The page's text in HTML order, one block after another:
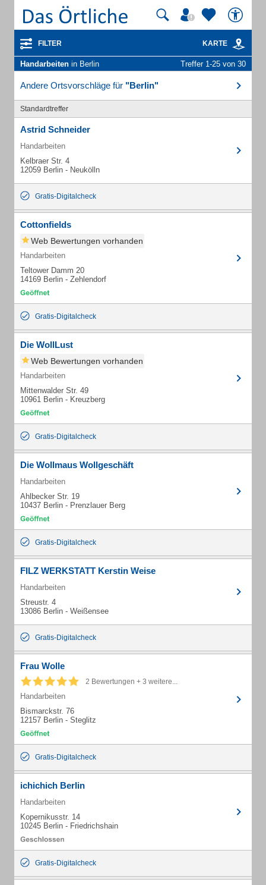
FILTER KARTE
Handarbeiten in Berlin Treffer 1-25 von 30
Andere Ortsvorschläge für "Berlin"
Standardtreffer
Astrid Schneider
Handarbeiten
Kelbraer Str. 4
12059 Berlin - Neukölln
Gratis-Digitalcheck
Cottonfields
Web Bewertungen vorhanden
Handarbeiten
Teltower Damm 20
14169 Berlin - Zehlendorf
Gratis-Digitalcheck
Die WollLust
Web Bewertungen vorhanden
Handarbeiten
Mittenwalder Str. 49
10961 Berlin - Kreuzberg
Gratis-Digitalcheck
Die Wollmaus Wollgeschäft
Handarbeiten
Ahlbecker Str. 19
10437 Berlin - Prenzlauer Berg
Gratis-Digitalcheck
FILZ WERKSTATT Kerstin Weise
Handarbeiten
Streustr. 4
13086 Berlin - Weißensee
Gratis-Digitalcheck
Frau Wolle
2 Bewertungen + 3 weitere...
Handarbeiten
Bismarckstr. 76
12157 Berlin - Steglitz
Gratis-Digitalcheck
ichichich Berlin
Handarbeiten
Kopernikusstr. 14
10245 Berlin - Friedrichshain
Gratis-Digitalcheck